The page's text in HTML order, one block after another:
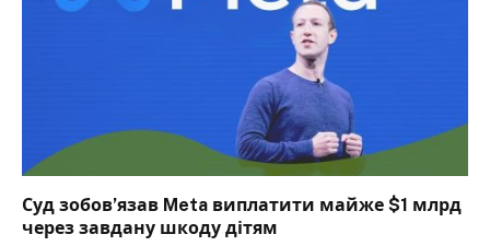
Суд зобов’язав Meta виплатити майже $1 млрд
через завдану шкоду дітям